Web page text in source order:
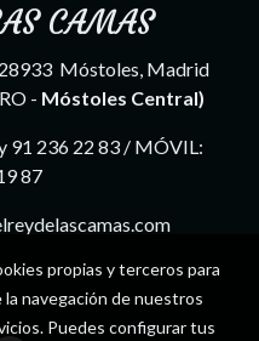
CAMAS
Móstoles, Madrid
- Móstoles Central)
91 236 22 83 / MÓVIL:
87
propias y terceros para
navegación de nuestros
Puedes configurar tus